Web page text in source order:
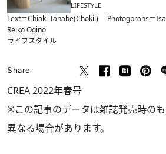
LIFESTYLE
Text＝Chiaki Tanabe(Choki!) Photogprahs＝
Reiko Ogino
ライフスタイル
Share
CREA 2022年春号
※この記事のデータは雑誌発売時の
異なる場合があります。